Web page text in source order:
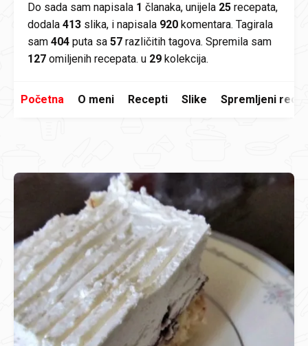
Do sada sam napisala 1 članaka, unijela 25 recepata,
dodala 413 slika, i napisala 920 komentara. Tagirala
sam 404 puta sa 57 različitih tagova. Spremila sam
127 omiljenih recepata. u 29 kolekcija.
Početna O meni Recepti Slike Spremljeni